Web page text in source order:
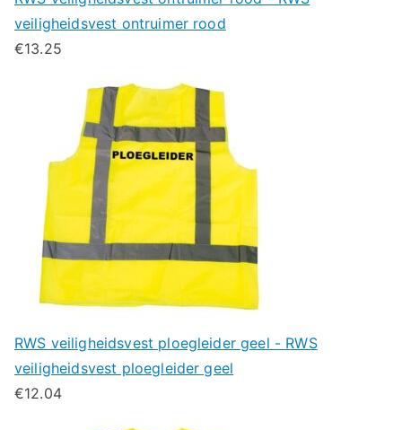
veiligheidsvest ontruimer rood
€13.25
RWS veiligheidsvest ploegleider geel - RWS
veiligheidsvest ploegleider geel
€12.04